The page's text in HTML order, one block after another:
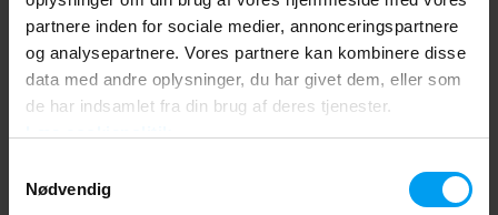
partnere inden for sociale medier, annonceringspartnere
og analysepartnere. Vores partnere kan kombinere disse
data med andre oplysninger, du har givet dem, eller som
de har indsamlet fra din brug af deres tjenester.
Nødvendig
Application error: a client-side exception has occurred (see the